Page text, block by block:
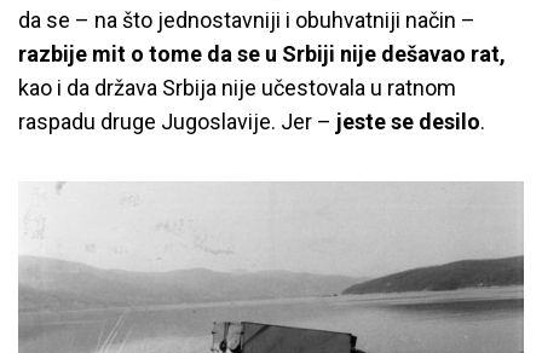
da se – na što jednostavniji i obuhvatniji način –
razbije mit o tome da se u Srbiji nije dešavao rat,
kao i da država Srbija nije učestovala u ratnom
raspadu druge Jugoslavije. Jer – jeste se desilo.